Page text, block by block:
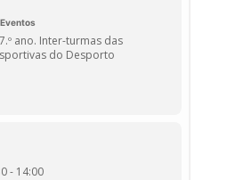
ano. Inter-turmas das
do Desporto
- 14:00